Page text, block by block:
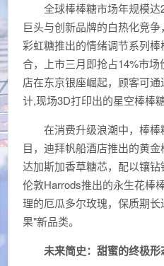
全球棒棒糖市场年规模
巨头与创新品牌的白热化竞争
彩虹糖推出的情绪调节系列
合，上市三月即抢占14%市
店在东京银座崛起，顾客可
计,现场3D打印出的星空棒棒
在消费升级浪潮中，棒
目，迪拜帆船酒店推出的黄
达加斯加香草糖芯，配以镶
伦敦Harrods推出的永生花棒
理的厄瓜多尔玫瑰，保质期
果"新品类。
未来简史：甜蜜的终极形